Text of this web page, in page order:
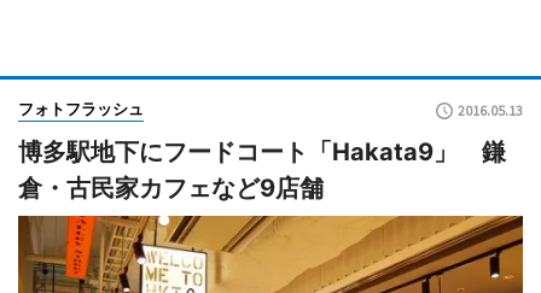
フォトフラッシュ 2016.05.13
博多駅地下にフードコート「Hakata9」 鎌
倉・古民家カフェなど9店舗